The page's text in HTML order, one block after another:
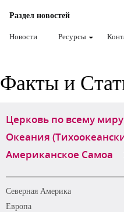
Раздел новостей
Новости Ресурсы
Факты и
Церковь по всему миру
Океания
Американское Самоа
Северная Америка
Европа